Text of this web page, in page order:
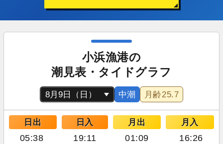
小浜漁港の
潮見表・タイドグラフ
中潮 月齢25.7
日出 日入 月出 月入
05:38 19:11 01:09 16:26